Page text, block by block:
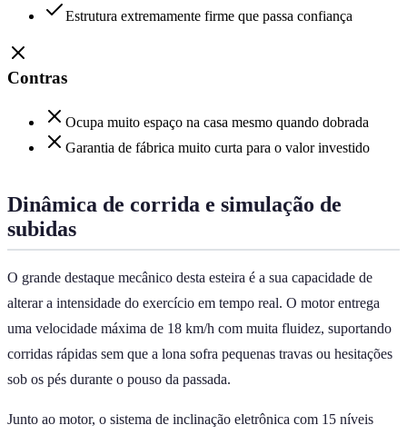
Estrutura extremamente firme que passa confiança
Contras
Ocupa muito espaço na casa mesmo quando dobrada
Garantia de fábrica muito curta para o valor investido
Dinâmica de corrida e simulação de
subidas
O grande destaque mecânico desta esteira é a sua capacidade de
alterar a intensidade do exercício em tempo real. O motor entrega
uma velocidade máxima de 18 km/h com muita fluidez, suportando
corridas rápidas sem que a lona sofra pequenas travas ou hesitações
sob os pés durante o pouso da passada.
Junto ao motor, o sistema de inclinação eletrônica com 15 níveis